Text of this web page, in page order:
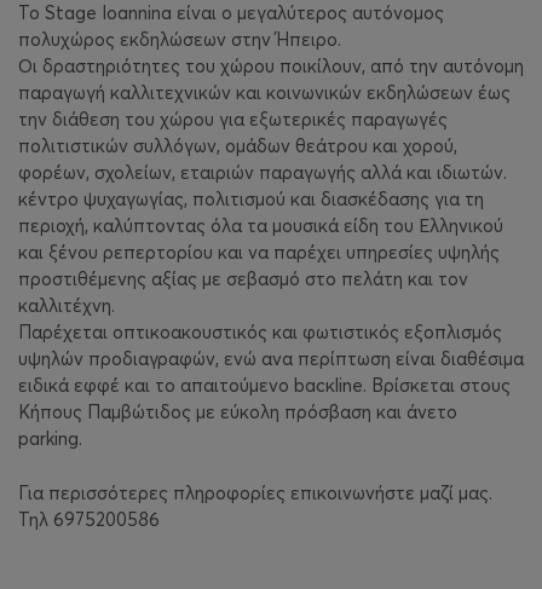
Το Stage Ioannina είναι ο μεγαλύτερος αυτόνομος
πολυχώρος εκδηλώσεων στην Ήπειρο.
Οι δραστηριότητες του χώρου ποικίλουν, από την αυτόνομη
παραγωγή καλλιτεχνικών και κοινωνικών εκδηλώσεων έως
την διάθεση του χώρου για εξωτερικές παραγωγές
πολιτιστικών συλλόγων, ομάδων θεάτρου και χορού,
φορέων, σχολείων, εταιριών παραγωγής αλλά και ιδιωτών.
κέντρο ψυχαγωγίας, πολιτισμού και διασκέδασης για τη
περιοχή, καλύπτοντας όλα τα μουσικά είδη του Ελληνικού
και ξένου ρεπερτορίου και να παρέχει υπηρεσίες υψηλής
προστιθέμενης αξίας με σεβασμό στο πελάτη και τον
καλλιτέχνη.
Παρέχεται οπτικοακουστικός και φωτιστικός εξοπλισμός
υψηλών προδιαγραφών, ενώ ανα περίπτωση είναι διαθέσιμα
ειδικά εφφέ και το απαιτούμενο bacκline. Βρίσκεται στους
Κήπους Παμβώτιδος με εύκολη πρόσβαση και άνετο
parking.
Για περισσότερες πληροφορίες επικοινωνήστε μαζί μας.
Τηλ 6975200586